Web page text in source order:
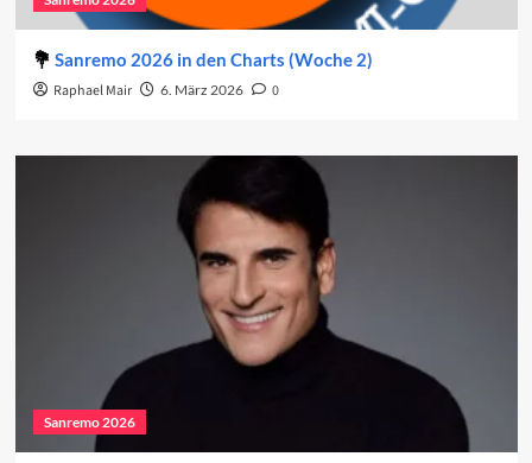
Sanremo 2026 in den Charts (Woche 2)
Raphael Mair 6. März 2026 0
Sanremo 2026